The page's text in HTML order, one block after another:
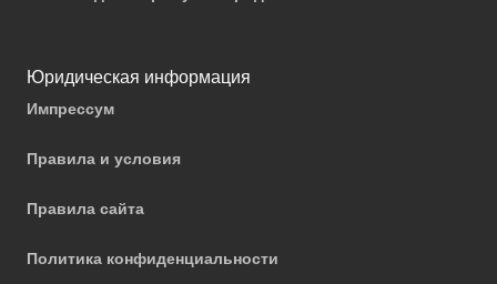
Юридическая информация
Импрессум
Правила и условия
Правила сайта
Политика конфиденциальности